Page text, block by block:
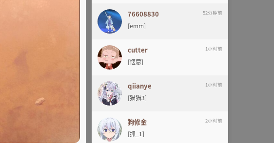
76608830 52分钟前
[emm]
cutter 1小时前
[惬意]
qiianye 1小时前
[猫猫3]
狗修金 2小时前
[抓_1]